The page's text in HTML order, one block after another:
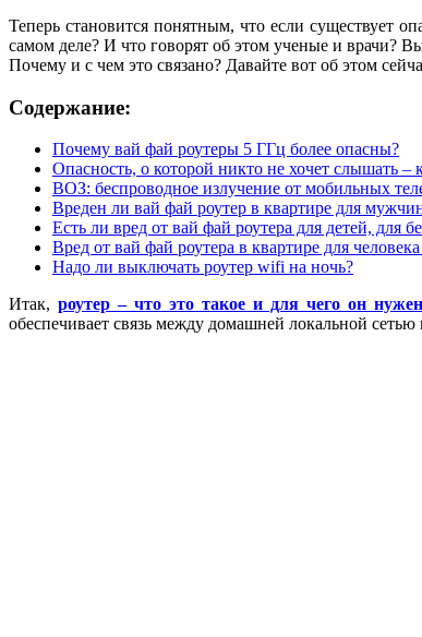
Теперь становится понятным, что если существует
самом деле? И что говорят об этом ученые и врачи?
Почему и с чем это связано? Давайте вот об этом
Содержание:
Почему вай фай роутеры 5 ГГц более опасны?
Опасность, о которой никто не хочет слышать –
ВОЗ: беспроводное излучение от мобильных
Вреден ли вай фай роутер в квартире для
Есть ли вред от вай фай роутера для детей, для
Вред от вай фай роутера в квартире для
Надо ли выключать роутер wifi на ночь?
Итак, роутер – что это такое и для чего он нужен
обеспечивает связь между домашней локальной